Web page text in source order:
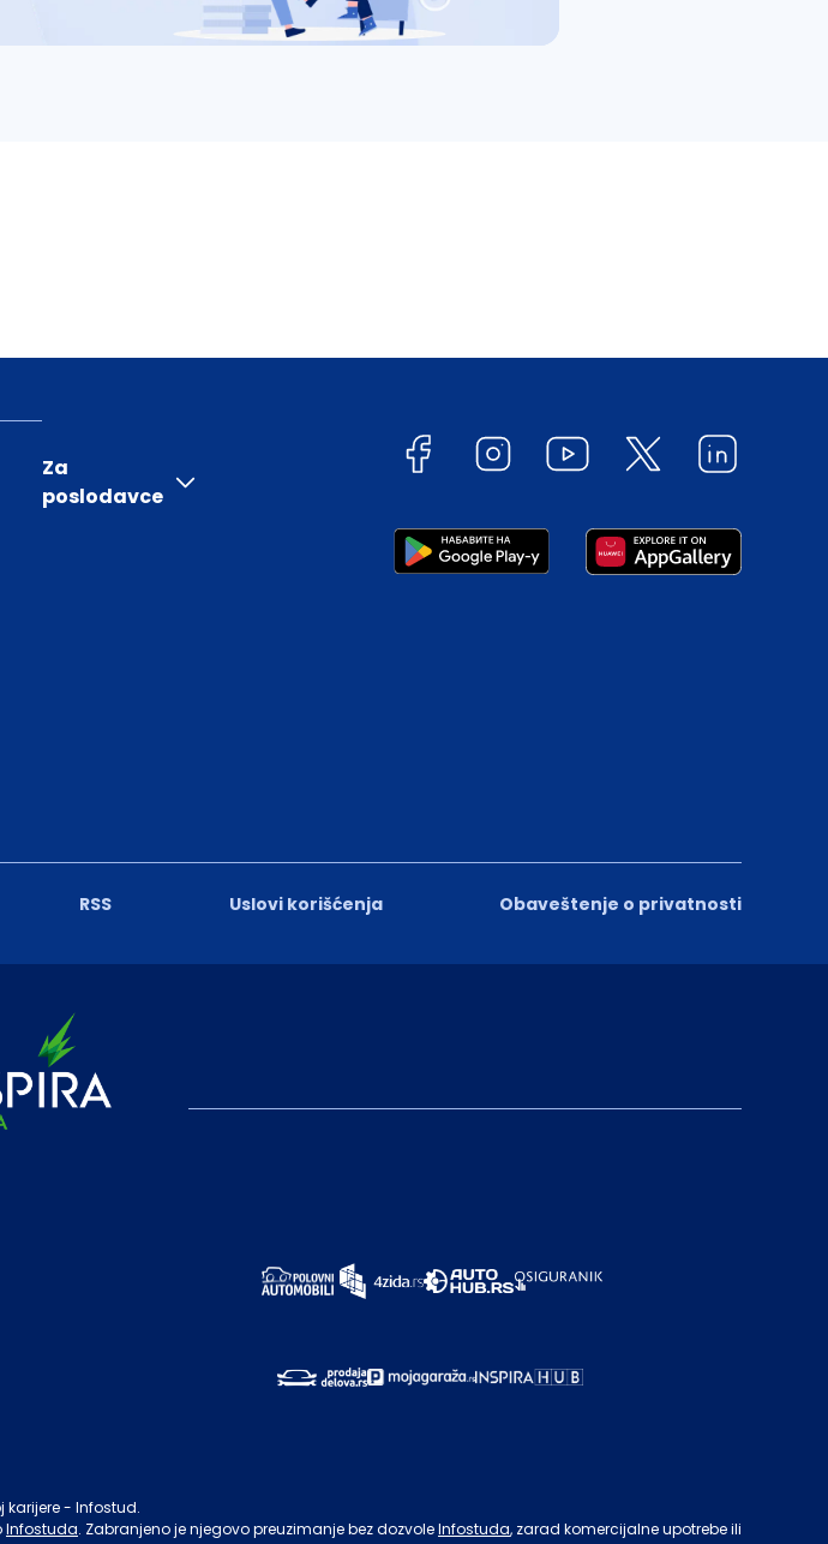
RSS Uslovi korišćenja Obaveštenje o privatnosti
Za
poslodavce
karijere - Infostud.
Infostuda. Zabranjeno je njegovo preuzimanje bez dozvoleInfostuda, zarad komercijalne upotrebe ili